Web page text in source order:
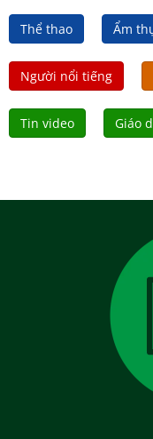
Thể thao Ẩm
Người nổi tiếng
Tin video Giáo